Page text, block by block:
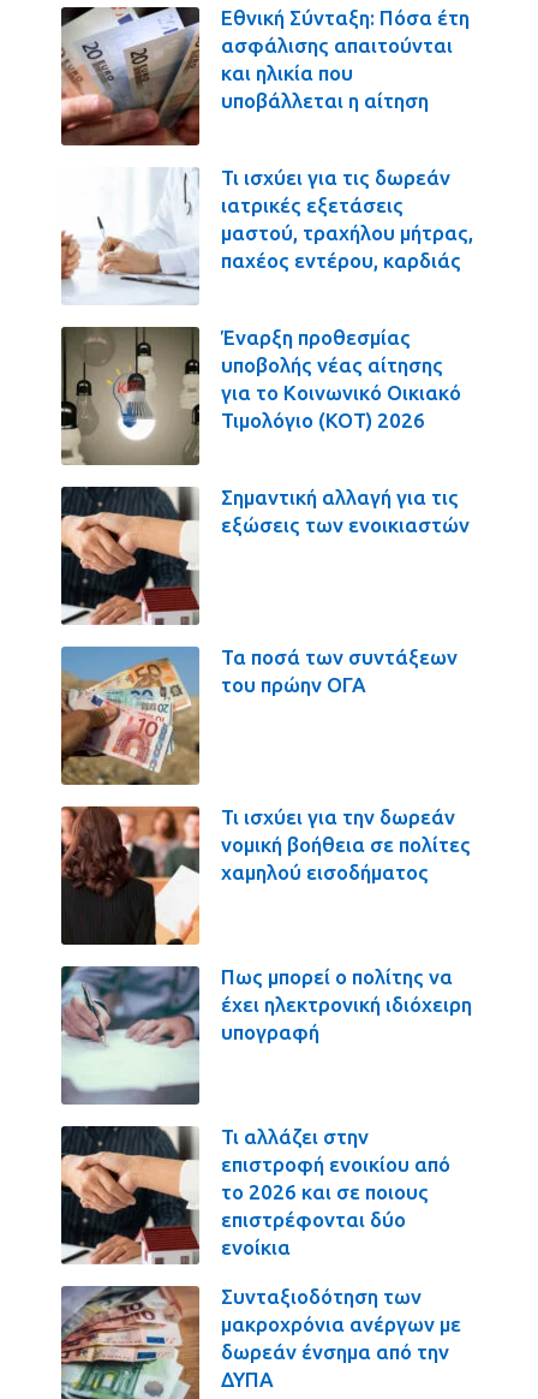
Εθνική Σύνταξη: Πόσα έτη
ασφάλισης απαιτούνται
και ηλικία που
υποβάλλεται η αίτηση
Τι ισχύει για τις δωρεάν
ιατρικές εξετάσεις
μαστού, τραχήλου μήτρας,
παχέος εντέρου, καρδιάς
Έναρξη προθεσμίας
υποβολής νέας αίτησης
για το Κοινωνικό Οικιακό
Τιμολόγιο (ΚΟΤ) 2026
Σημαντική αλλαγή για τις
εξώσεις των ενοικιαστών
Τα ποσά των συντάξεων
του πρώην ΟΓΑ
Τι ισχύει για την δωρεάν
νομική βοήθεια σε πολίτες
χαμηλού εισοδήματος
Πως μπορεί ο πολίτης να
έχει ηλεκτρονική ιδιόχειρη
υπογραφή
Τι αλλάζει στην
επιστροφή ενοικίου από
το 2026 και σε ποιους
επιστρέφονται δύο
ενοίκια
Συνταξιοδότηση των
μακροχρόνια ανέργων με
δωρεάν ένσημα από την
ΔΥΠΑ